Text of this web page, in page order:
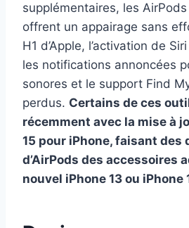
supplémentaires, les
offrent un appairage sans
H1 d’Apple, l’activation de
les notifications annoncées
sonores et le support Find
perdus. Certains de ces
récemment avec la mise à
15 pour iPhone, faisant des
d’AirPods des accessoires
nouvel iPhone 13 ou iPhone